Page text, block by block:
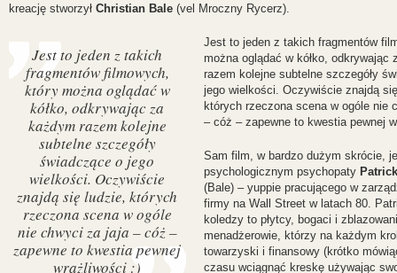
kreację stworzył Christian Bale(vel Mroczny Rycerz).
Jest to jeden z takich
fragmentów filmowych,
który można oglądać w
kółko, odkrywając za
każdym razem kolejne
subtelne szczegóły
świadczące o jego
wielkości. Oczywiście
znajdą się ludzie, których
rzeczona scena w ogóle
nie chwyci za jaja – cóż –
zapewne to kwestia pewnej
wrażliwości :)
Jest to jeden z takich fragmentów
można oglądać w kółko, odkrywając
razem kolejne subtelne szczegóły
jego wielkości. Oczywiście znajdą
których rzeczona scena w ogóle nie
– cóż – zapewne to kwestia pewnej
Sam film, w bardzo dużym skrócie,
psychologicznym psychopaty
(Bale) – yuppie pracującego w
firmy na Wall Street w latach 80.
koledzy to płytcy, bogaci i zblazowani
menadżerowie, którzy na każdym
towarzyski i finansowy (krótko
czasu wciągnąć kreskę używając